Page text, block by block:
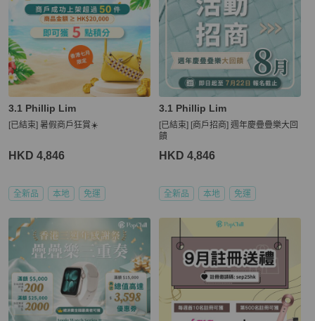
3.1 Phillip Lim
[已結束] 暑假商戶狂賞☀️
HKD 4,846
全新品 本地 免運
3.1 Phillip Lim
[已結束] [商戶招商] 週年慶疊疊樂大回
饋
HKD 4,846
全新品 本地 免運